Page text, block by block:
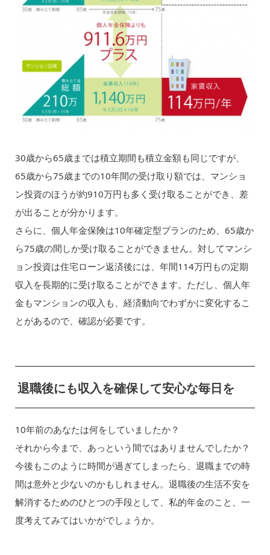
30歳から65歳までは積立期間も積立金額も同じですが、
65歳から75歳までの10年間の受け取り額では、マンショ
ン投資のほうが約910万円も多く受け取ることができ、差
が出ることが分かります。
さらに、個人年金保険は10年確定型プランのため、65歳か
ら75歳の間しか受け取ることができません。対してマンシ
ョン投資は住宅ローン返済後には、年間114万円もの定期
収入を長期的に受け取ることができます。ただし、個人年
金もマンションの収入も、経済動向でわずかに変化するこ
とがあるので、確認が必要です。
退職後にも収入を確保して安心な毎日を
10年前のあなたは何をしていましたか？
それから今まで、あっという間ではありませんでしたか？
今後もこのように時間が過ぎてしまったら、退職までの時
間は意外と少ないのかもしれません。退職後の生活不安を
解消するためのひとつの手段として、私的年金のこと、一
度考えてみてはいかがでしょうか。